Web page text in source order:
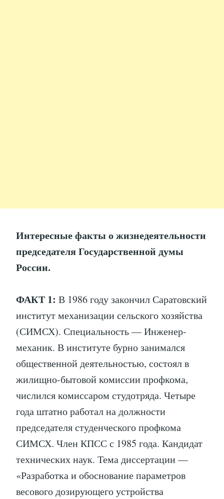
Интересные факты о жизнедеятельности
председателя Государственной думы
России.
ФАКТ 1: В 1986 году закончил Саратовский
институт механизации сельского хозяйства
(СИМСХ). Специальность — Инженер-
механик. В институте бурно занимался
общественной деятельностью, состоял в
жилищно-бытовой комиссии профкома,
числился комиссаром студотряда. Четыре
года штатно работал на должности
председателя студенческого профкома
СИМСХ. Член КПСС с 1985 года. Кандидат
технических наук. Тема диссертации —
«Разработка и обоснование параметров
весового дозирующего устройства